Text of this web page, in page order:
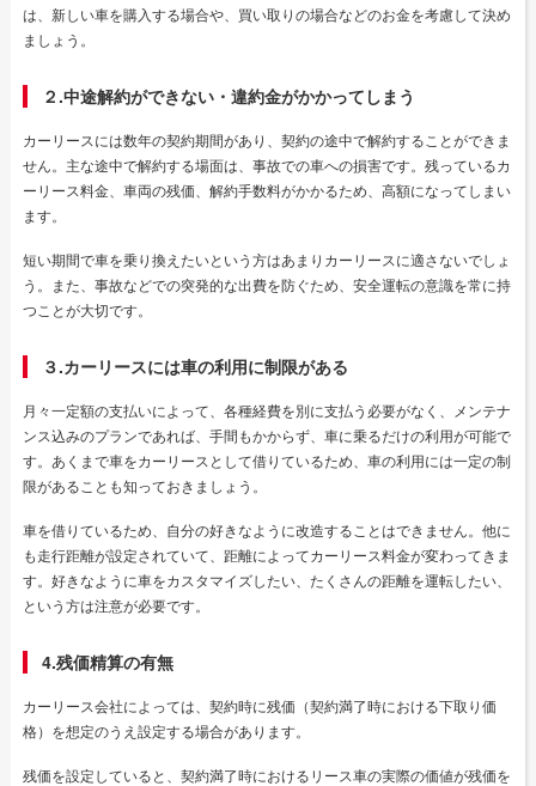
は、新しい車を購入する場合や、買い取りの場合などのお金を考慮して決め
ましょう。
２.中途解約ができない・違約金がかかってしまう
カーリースには数年の契約期間があり、契約の途中で解約することができま
せん。主な途中で解約する場面は、事故での車への損害です。残っているカ
ーリース料金、車両の残価、解約手数料がかかるため、高額になってしまい
ます。
短い期間で車を乗り換えたいという方はあまりカーリースに適さないでしょ
う。また、事故などでの突発的な出費を防ぐため、安全運転の意識を常に持
つことが大切です。
３.カーリースには車の利用に制限がある
月々一定額の支払いによって、各種経費を別に支払う必要がなく、メンテナ
ンス込みのプランであれば、手間もかからず、車に乗るだけの利用が可能で
す。あくまで車をカーリースとして借りているため、車の利用には一定の制
限があることも知っておきましょう。
車を借りているため、自分の好きなように改造することはできません。他に
も走行距離が設定されていて、距離によってカーリース料金が変わってきま
す。好きなように車をカスタマイズしたい、たくさんの距離を運転したい、
という方は注意が必要です。
4.残価精算の有無
カーリース会社によっては、契約時に残価（契約満了時における下取り価
格）を想定のうえ設定する場合があります。
残価を設定していると、契約満了時におけるリース車の実際の価値が残価を